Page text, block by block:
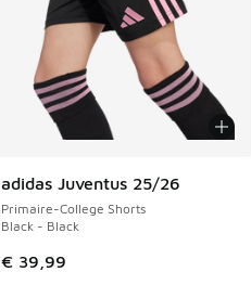
adidas Juventus 25/26
Primaire-College Shorts
Black - Black
€ 39,99